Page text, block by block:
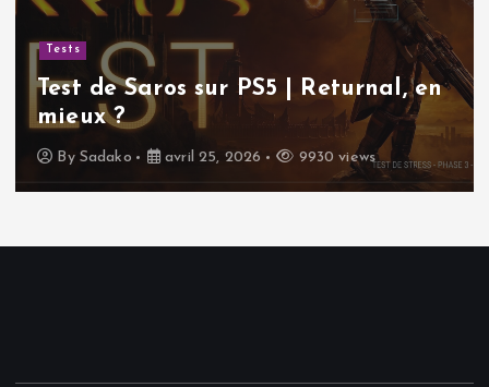
Tests
Test de Saros sur PS5 | Returnal, en
mieux ?
By Sadako avril 25, 2026 9930 views